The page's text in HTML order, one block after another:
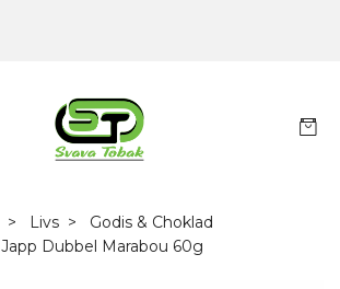
Livs
Godis & Choklad
Japp Dubbel Marabou 60g